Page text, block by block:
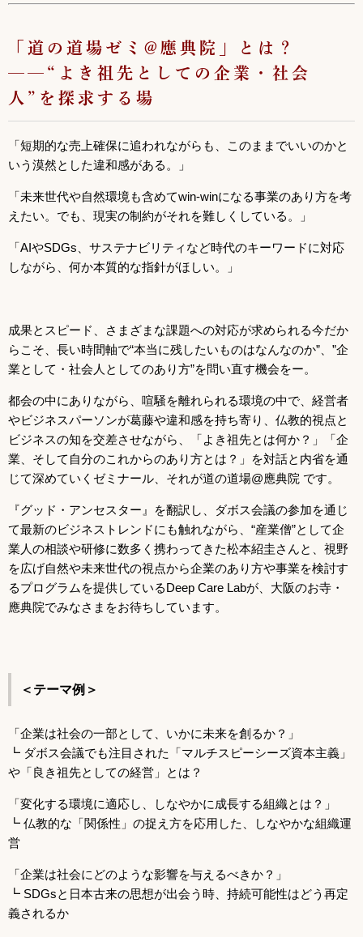
「道の道場ゼミ@應典院」とは？
──“よき祖先としての企業・社会
人”を探求する場
「短期的な売上確保に追われながらも、このままでいいのかと
いう漠然とした違和感がある。」
「未来世代や自然環境も含めてwin-winになる事業のあり方を考
えたい。でも、現実の制約がそれを難しくしている。」
「AIやSDGs、サステナビリティなど時代のキーワードに対応
しながら、何か本質的な指針がほしい。」
成果とスピード、さまざまな課題への対応が求められる今だか
らこそ、長い時間軸で“本当に残したいものはなんなのか”、”企
業として・社会人としてのあり方”を問い直す機会をー。
都会の中にありながら、喧騒を離れられる環境の中で、経営者
やビジネスパーソンが葛藤や違和感を持ち寄り、仏教的視点と
ビジネスの知を交差させながら、「よき祖先とは何か？」「企
業、そして自分のこれからのあり方とは？」を対話と内省を通
じて深めていくゼミナール、それが道の道場@應典院 です。
『グッド・アンセスター』を翻訳し、ダボス会議の参加を通じ
て最新のビジネストレンドにも触れながら、“産業僧”として企
業人の相談や研修に数多く携わってきた松本紹圭さんと、視野
を広げ自然や未来世代の視点から企業のあり方や事業を検討す
るプログラムを提供しているDeep Care Labが、大阪のお寺・
應典院でみなさまをお待ちしています。
＜テーマ例＞
「企業は社会の一部として、いかに未来を創るか？」
┗ ダボス会議でも注目された「マルチスピーシーズ資本主義」
や「良き祖先としての経営」とは？
「変化する環境に適応し、しなやかに成長する組織とは？」
┗ 仏教的な「関係性」の捉え方を応用した、しなやかな組織運
営
「企業は社会にどのような影響を与えるべきか？」
┗ SDGsと日本古来の思想が出会う時、持続可能性はどう再定
義されるか